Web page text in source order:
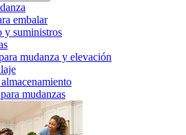
embalar
y suministros
mudanza y elevación
mudanzas